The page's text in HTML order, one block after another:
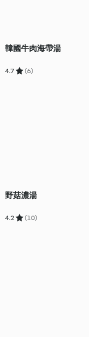
韓國牛肉海帶湯
4.7 (6)
野菇濃湯
4.2 (10)